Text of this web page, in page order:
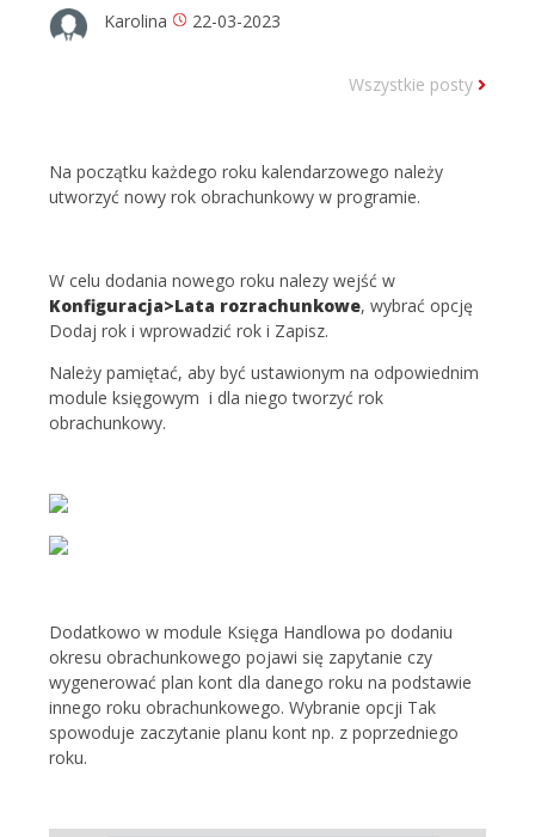
Karolina
22-03-2023
Wszystkie posty
Na początku każdego roku kalendarzowego należy
utworzyć nowy rok obrachunkowy w programie.
W celu dodania nowego roku nalezy wejść w
Konfiguracja>Lata rozrachunkowe, wybrać opcję
Dodaj rok i wprowadzić rok i Zapisz.
Należy pamiętać, aby być ustawionym na odpowiednim
module księgowym i dla niego tworzyć rok
obrachunkowy.
Dodatkowo w module Księga Handlowa po dodaniu
okresu obrachunkowego pojawi się zapytanie czy
wygenerować plan kont dla danego roku na podstawie
innego roku obrachunkowego. Wybranie opcji Tak
spowoduje zaczytanie planu kont np. z poprzedniego
roku.